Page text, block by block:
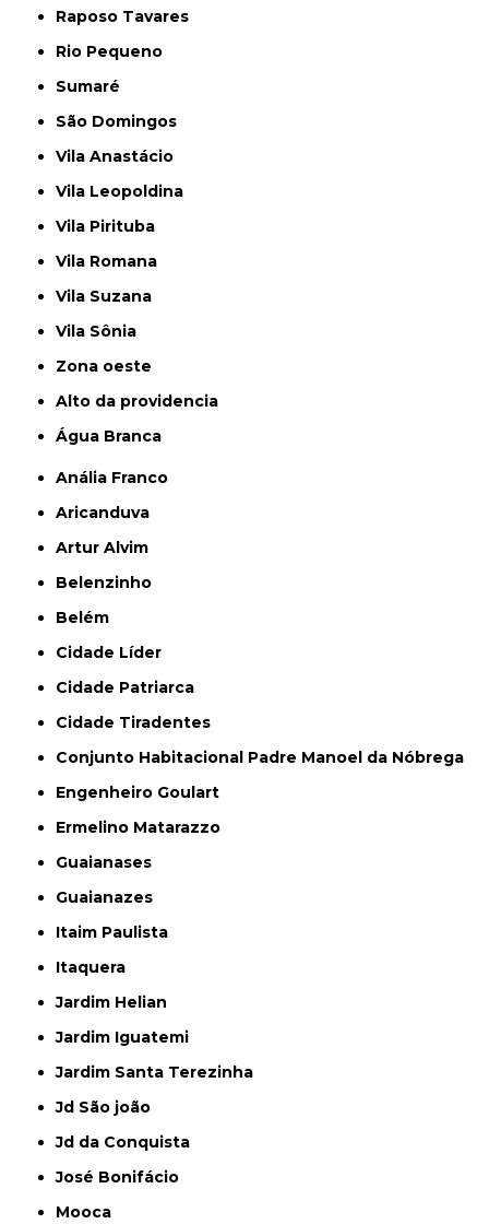
Raposo Tavares
Rio Pequeno
Sumaré
São Domingos
Vila Anastácio
Vila Leopoldina
Vila Pirituba
Vila Romana
Vila Suzana
Vila Sônia
Zona oeste
alto da providencia
Água Branca
Anália Franco
Aricanduva
Artur Alvim
Belenzinho
Belém
Cidade Líder
Cidade Patriarca
Cidade Tiradentes
Conjunto Habitacional Padre Manoel da Nóbrega
Engenheiro Goulart
Ermelino Matarazzo
Guaianases
Guaianazes
Itaim Paulista
Itaquera
Jardim Helian
Jardim Iguatemi
Jardim Santa Terezinha
Jd São joão
Jd da Conquista
José Bonifácio
Mooca